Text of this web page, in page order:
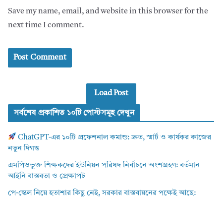
Save my name, email, and website in this browser for the
next time I comment.
Load Post
সর্বশেষ প্রকাশিত ১০টি পোস্টসমূহ দেখুন
ChatGPT-এর ১০টি প্রফেশনাল কমান্ড: দ্রুত, স্মার্ট ও কার্যকর কাজের
নতুন দিগন্ত
এমপিওভুক্ত শিক্ষকদের ইউনিয়ন পরিষদ নির্বাচনে অংশগ্রহণ: বর্তমান
আইনি বাস্তবতা ও প্রেক্ষাপট
পে-স্কেল নিয়ে হতাশার কিছু নেই, সরকার বাস্তবায়নের পক্ষেই আছে: